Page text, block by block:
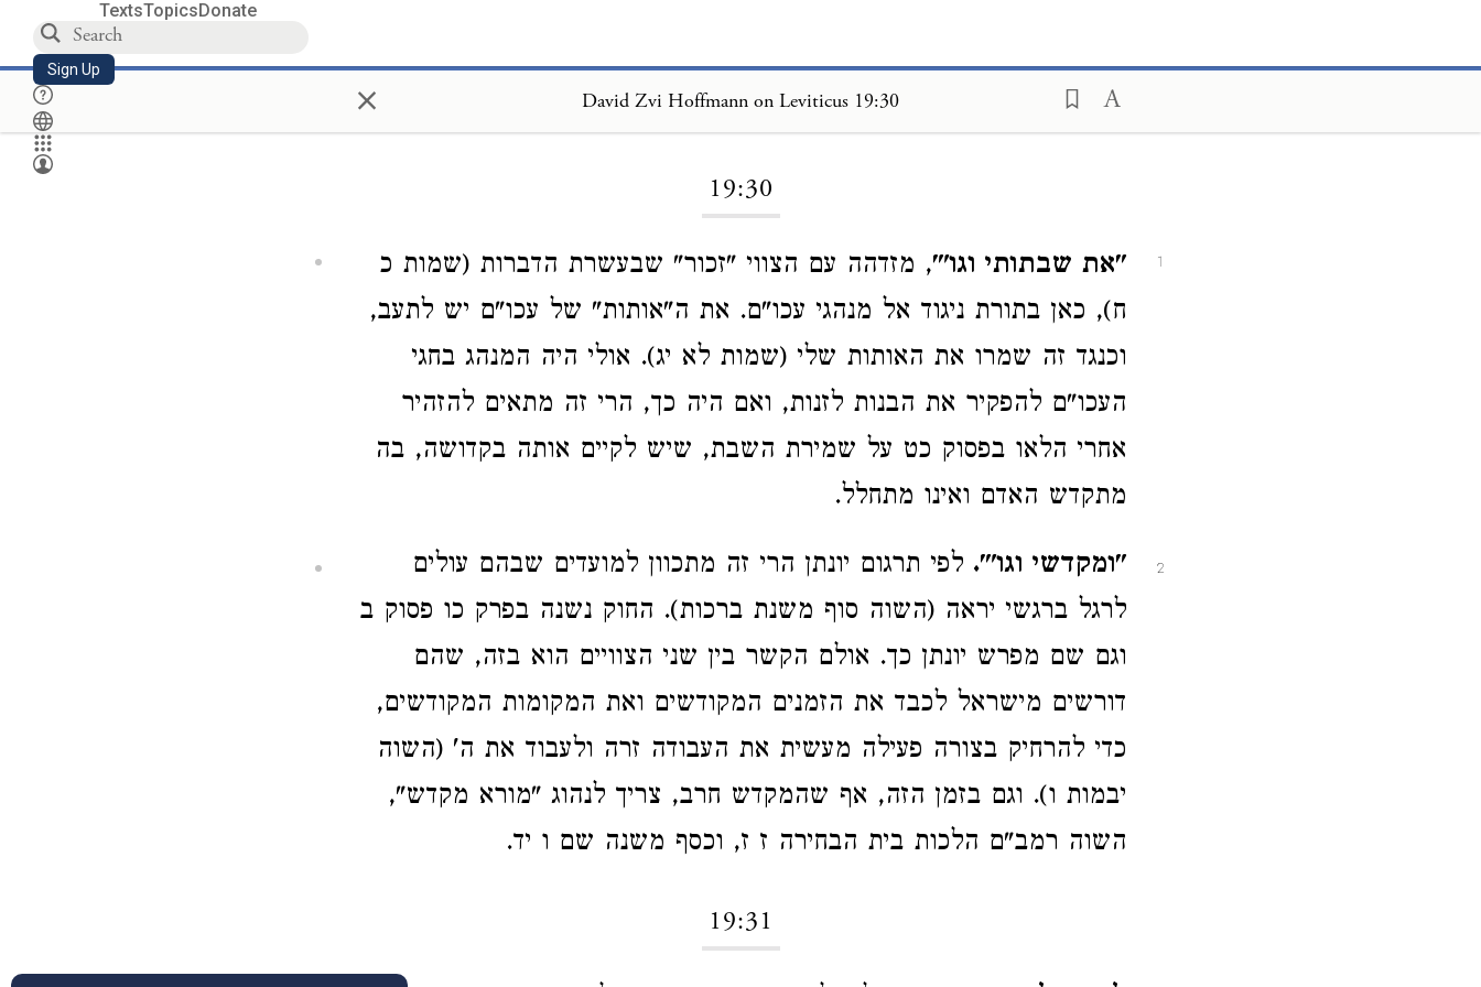
TextsTopicsDonate
Sign Up × David Zvi Hoffmann on Leviticus 19:30
19:30
1 "את שבתותי וגו'", מזדהה עם הצווי "זכור" שבעשרת הדברות (שמות כ
ח), כאן בתורת ניגוד אל מנהגי עכו"ם. את ה"אותות" של עכו"ם יש לתעב,
וכנגד זה שמרו את האותות שלי (שמות לא יג). אולי היה המנהג בחגי
העכו"ם להפקיר את הבנות לזנות, ואם היה כך, הרי זה מתאים להזהיר
אחרי הלאו בפסוק כט על שמירת השבת, שיש לקיים אותה בקדושה, בה
מתקדש האדם ואינו מתחלל.
2 "ומקדשי וגו'". לפי תרגום יונתן הרי זה מתכוון למועדים שבהם עולים
לרגל ברגשי יראה (השוה סוף משנת ברכות). החוק נשנה בפרק כו פסוק ב
וגם שם מפרש יונתן כך. אולם הקשר בין שני הצוויים הוא בזה, שהם
דורשים מישראל לכבד את הזמנים המקודשים ואת המקומות המקודשים,
כדי להרחיק בצורה פעילה מעשית את העבודה זרה ולעבוד את ה' (השוה
יבמות ו). וגם בזמן הזה, אף שהמקדש חרב, צריך לנהוג "מורא מקדש",
השוה רמב"ם הלכות בית הבחירה ז ז, וכסף משנה שם ו יד.
19:31